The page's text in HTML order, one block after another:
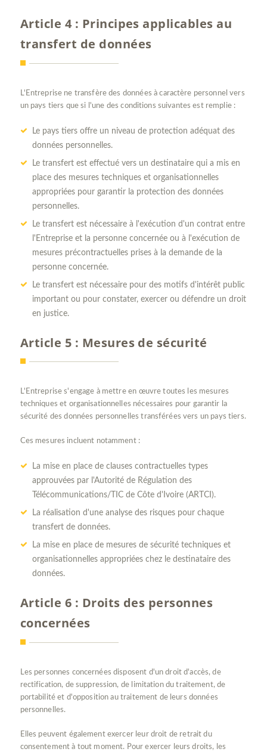
Article 4 : Principes applicables au
transfert de données
L'Entreprise ne transfère des données à caractère personnel vers
un pays tiers que si l'une des conditions suivantes est remplie :
Le pays tiers offre un niveau de protection adéquat des
données personnelles.
Le transfert est effectué vers un destinataire qui a mis en
place des mesures techniques et organisationnelles
appropriées pour garantir la protection des données
personnelles.
Le transfert est nécessaire à l'exécution d'un contrat entre
l'Entreprise et la personne concernée ou à l'exécution de
mesures précontractuelles prises à la demande de la
personne concernée.
Le transfert est nécessaire pour des motifs d'intérêt public
important ou pour constater, exercer ou défendre un droit
en justice.
Article 5 : Mesures de sécurité
L'Entreprise s'engage à mettre en œuvre toutes les mesures
techniques et organisationnelles nécessaires pour garantir la
sécurité des données personnelles transférées vers un pays tiers.
Ces mesures incluent notamment :
La mise en place de clauses contractuelles types
approuvées par l'Autorité de Régulation des
Télécommunications/TIC de Côte d'Ivoire (ARTCI).
La réalisation d'une analyse des risques pour chaque
transfert de données.
La mise en place de mesures de sécurité techniques et
organisationnelles appropriées chez le destinataire des
données.
Article 6 : Droits des personnes
concernées
Les personnes concernées disposent d'un droit d'accès, de
rectification, de suppression, de limitation du traitement, de
portabilité et d'opposition au traitement de leurs données
personnelles.
Elles peuvent également exercer leur droit de retrait du
consentement à tout moment. Pour exercer leurs droits, les